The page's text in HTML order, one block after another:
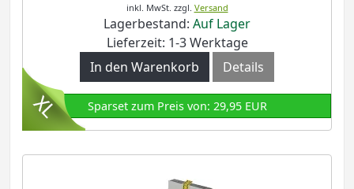
inkl. MwSt. zzgl. Versand
Lagerbestand: Auf Lager
Lieferzeit: 1-3 Werktage
In den Warenkorb
Details
Sparset zum Preis von: 29,95 EUR